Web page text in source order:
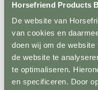
Horsefriend Products
De website van
van cookies en
doen wij om de
de website te
te optimaliseren.
en specificeren. Door
Terug
Terug